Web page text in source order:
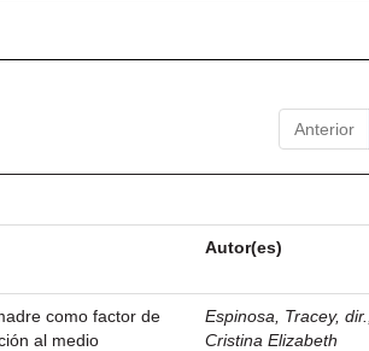
Anterior
Autor(es)
como factor de
al medio
Espinosa, Tracey, dir.
Cristina Elizabeth